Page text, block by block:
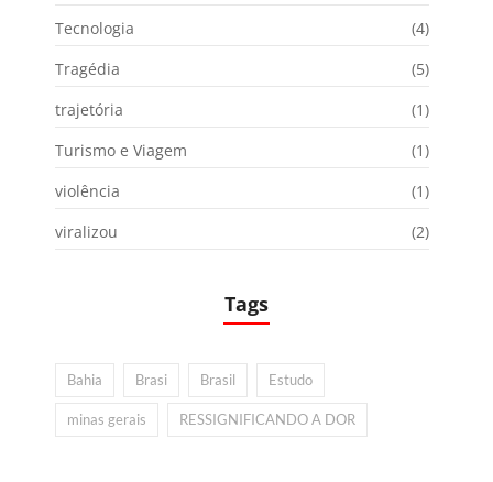
Tecnologia
(4)
Tragédia
(5)
trajetória
(1)
Turismo e Viagem
(1)
violência
(1)
viralizou
(2)
Tags
Bahia Brasi Brasil Estudo
minas gerais RESSIGNIFICANDO A DOR